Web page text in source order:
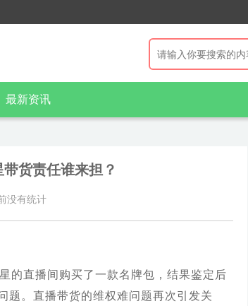
最新资讯
货责任谁来担？
没有统计
的直播间购买了一款名牌包，结果鉴定后
题。直播带货的维权难问题再次引发关